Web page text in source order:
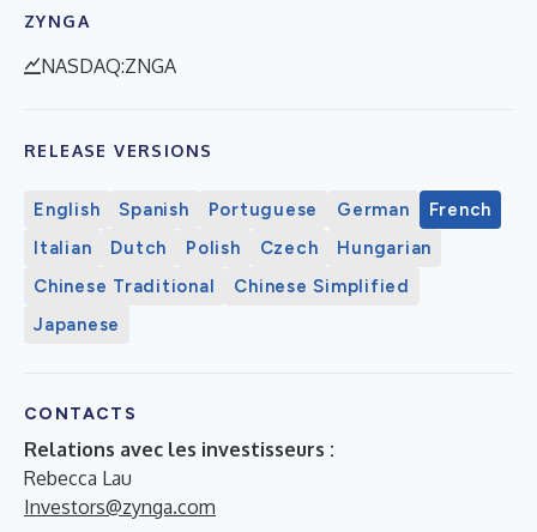
ZYNGA
NASDAQ:ZNGA
RELEASE VERSIONS
English Spanish Portuguese German
French
Italian
Dutch Polish Czech
Hungarian
Chinese Traditional
Chinese Simplified
Japanese
CONTACTS
Relations avec les investisseurs :
Rebecca Lau
Investors@zynga.com